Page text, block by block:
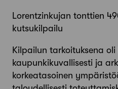
Lorentzinkujan tonttien
kutsukilpailu
Kilpailun tarkoituksena
kaupunkikuvallisesti ja
korkeatasoinen